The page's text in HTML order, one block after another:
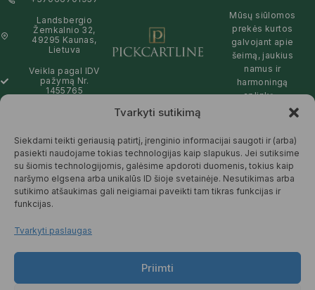
Tvarkyti sutikimą
Siekdami teikti geriausią patirtį, įrenginio informacijai saugoti ir (arba)
pasiekti naudojame tokias technologijas kaip slapukus. Jei sutiksime
su šiomis technologijomis, galėsime apdoroti duomenis, tokius kaip
naršymo elgsena arba unikalūs ID šioje svetainėje. Nesutikimas arba
sutikimo atšaukimas gali neigiamai paveikti tam tikras funkcijas ir
funkcijas.
Tvarkyti paslaugas
Priimti
Landsbergio
Žemkalnio 32,
49295 Kaunas,
Lietuva
Veikla pagal IDV
pažymą Nr.
1455765
09:00 - 19:00
Mūsų siūlomos
prekės kurtos
galvojant apie
šeimą, jaukius
namus ir
harmoningą
aplinką –
draugiškos tiek
Jums, tiek
gamtai.
DAUGIAU
© 2025 Pickcartline.com. Visos
teisės saugomos.